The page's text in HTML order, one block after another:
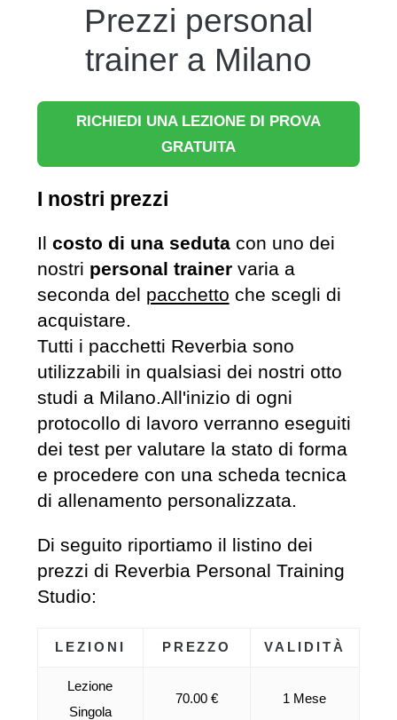
Prezzi personal
trainer a Milano
RICHIEDI UNA LEZIONE DI PROVA
GRATUITA
I nostri prezzi
Il costo di una sedutacon uno dei
nostri personal trainervaria a
seconda del pacchetto che scegli di
acquistare.
Tutti i pacchetti Reverbia sono
utilizzabili in qualsiasi dei nostri otto
studi a Milano.All'inizio di ogni
protocollo di lavoro verranno eseguiti
dei test per valutare la stato di forma
e procedere con una scheda tecnica
di allenamento personalizzata.
Di seguito riportiamo il listino dei
prezzi di Reverbia Personal Training
Studio:
LEZIONI PREZZO VALIDITÀ
Lezione
Singola
70.00 € 1 Mese